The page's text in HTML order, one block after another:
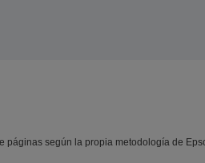
páginas según la propia metodología de